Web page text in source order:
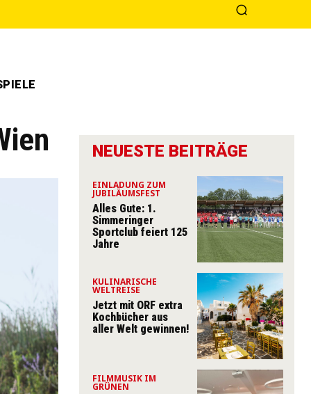
NEUESTE BEITRÄGE
EINLADUNG ZUM
JUBILÄUMSFEST
Alles Gute: 1.
Simmeringer
Sportclub feiert 125
Jahre
KULINARISCHE
WELTREISE
Jetzt mit ORF extra
Kochbücher aus
aller Welt gewinnen!
FILMMUSIK IM
GRÜNEN